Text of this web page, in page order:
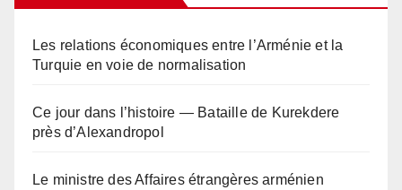
Les relations économiques entre l’Arménie et la
Turquie en voie de normalisation
Ce jour dans l’histoire — Bataille de Kurekdere
près d’Alexandropol
Le ministre des Affaires étrangères arménien